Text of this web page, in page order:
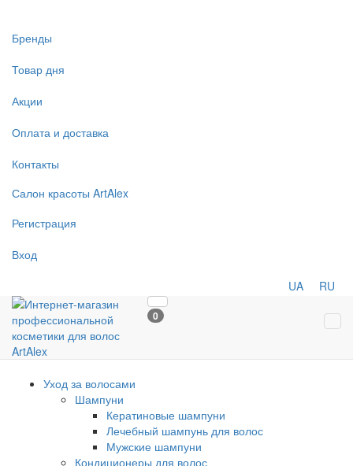
Бренды
Товар дня
Акции
Оплата и доставка
Контакты
Салон красоты ArtAlex
Регистрация
Вход
UA RU
0
Уход за волосами
Шампуни
Кератиновые шампуни
Лечебный шампунь для волос
Мужские шампуни
Кондиционеры для волос